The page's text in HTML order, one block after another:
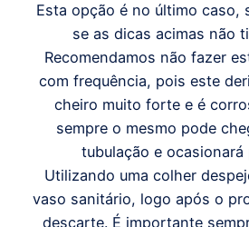
Esta opção é no último caso,
se as dicas acimas não
Recomendamos não fazer
com frequência, pois este
cheiro muito forte e é
sempre o mesmo pode
tubulação e ocasionará
Utilizando uma colher
vaso sanitário, logo após o
descarte. É importante